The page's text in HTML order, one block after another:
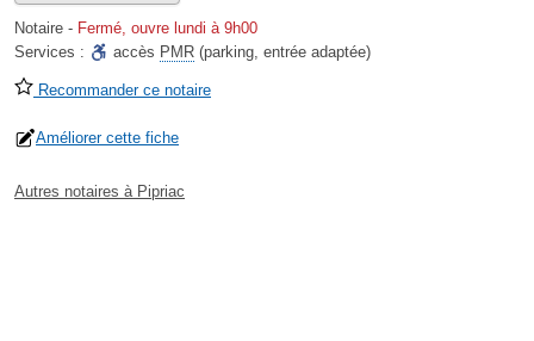
Notaire - Fermé, ouvre lundi à 9h00
Services :
accès PMR (parking, entrée adaptée)
Recommander ce notaire
Améliorer cette fiche
Autres notaires à Pipriac